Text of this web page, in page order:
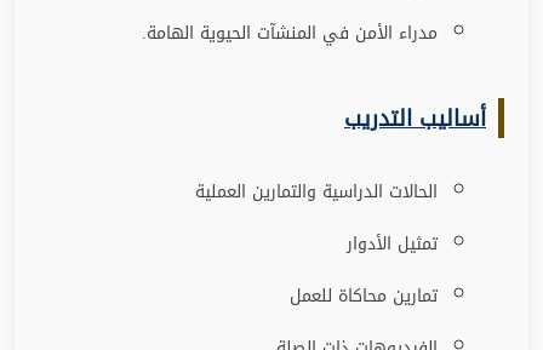
مدراء الأمن في المنشآت الحيوية الهامة.
أساليب التدريب
الحالات الدراسية والتمارين العملية
تمثيل الأدوار
تمارين محاكاة للعمل